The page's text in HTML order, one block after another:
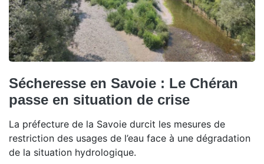
Sécheresse en Savoie : Le Chéran
passe en situation de crise
La préfecture de la Savoie durcit les mesures de
restriction des usages de l’eau face à une dégradation
de la situation hydrologique.